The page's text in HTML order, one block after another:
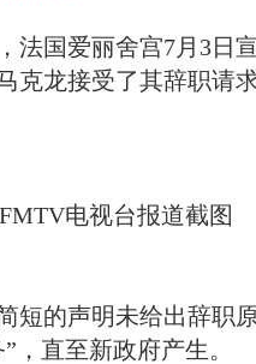
国爱丽舍宫7月3日
克龙接受了其辞职请
电视台报道截图
的声明未给出辞职
，直至新政府产生。